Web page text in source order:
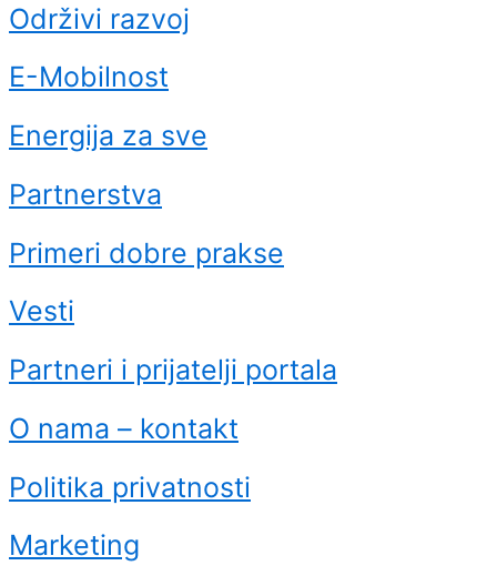
Održivi razvoj
E-Mobilnost
Energija za sve
Partnerstva
Primeri dobre prakse
Vesti
Partneri i prijatelji portala
O nama – kontakt
Politika privatnosti
Marketing